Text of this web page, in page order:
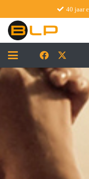
40 jaar